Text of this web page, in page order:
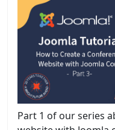
Part 1 of our series